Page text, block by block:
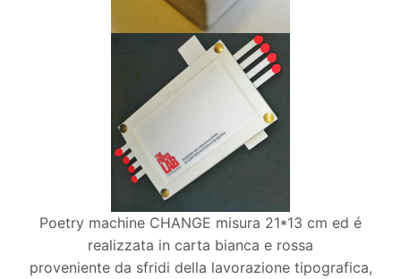
Poetry machine CHANGE misura 21*13 cm ed é
realizzata in carta bianca e rossa
proveniente da sfridi della lavorazione tipografica,